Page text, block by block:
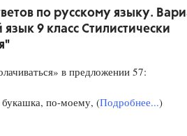
по русскому языку.
9 класс Стилистически
в предложении 57:
по-моему, (Подробнее...)